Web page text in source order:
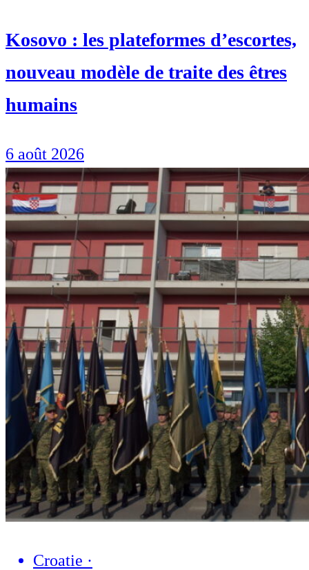
Kosovo : les plateformes d’escortes,
nouveau modèle de traite des êtres
humains
6 août 2026
Croatie ·